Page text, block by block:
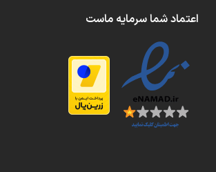
اعتماد شما سرمایه ماست